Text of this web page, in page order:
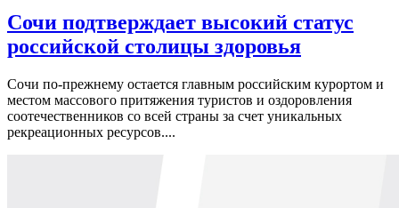
Сочи подтверждает высокий статус
российской столицы здоровья
Сочи по-прежнему остается главным российским курортом и
местом массового притяжения туристов и оздоровления
соотечественников со всей страны за счет уникальных
рекреационных ресурсов....